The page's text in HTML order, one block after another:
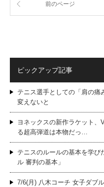
前のページ
ピックアップ記事
テニス選手としての「肩の痛
変えないと
ヨネックスの新作ラケット、
る超高弾道は本物だっ…
テニスのルールの基本を学び
ル 審判の基本」
7/6(月) 八木コーチ 女子ダブ